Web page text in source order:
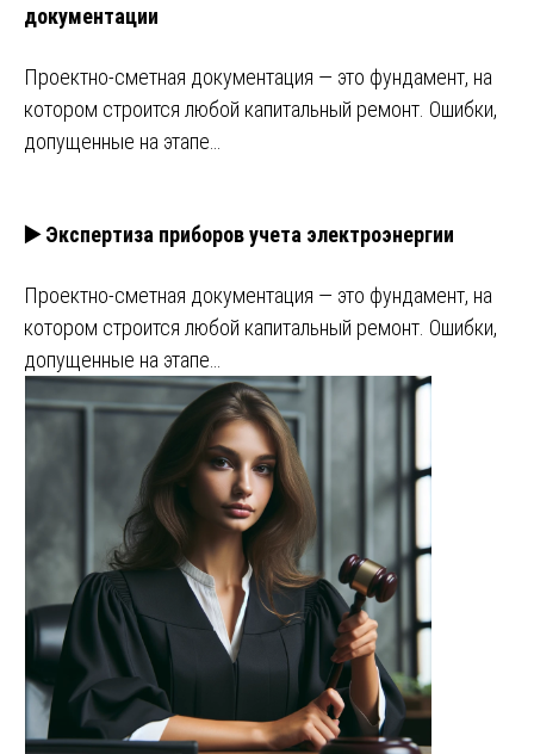
документации
Проектно-сметная документация — это фундамент, на
котором строится любой капитальный ремонт. Ошибки,
допущенные на этапе…
▶️ Экспертиза приборов учета электроэнергии
Проектно-сметная документация — это фундамент, на
котором строится любой капитальный ремонт. Ошибки,
допущенные на этапе…